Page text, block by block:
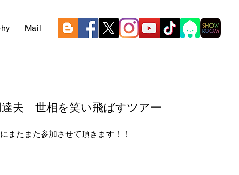
Mail
夫 世相を笑い飛ばすツアー
またまた参加させて頂きます！！